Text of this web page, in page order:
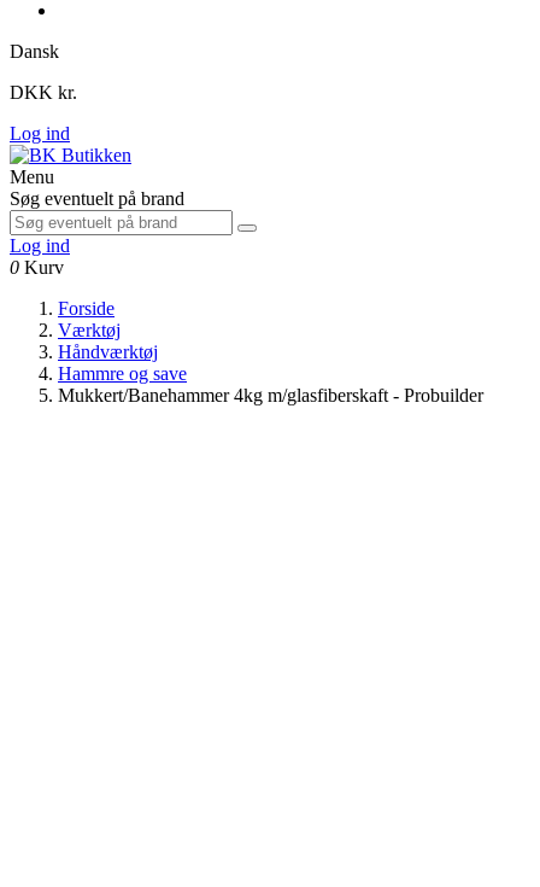
Dansk
DKK kr.
Log ind
Menu
Søg eventuelt på brand
Log ind
0 Kurv
Forside
Værktøj
Håndværktøj
Hammre og save
Mukkert/Banehammer 4kg m/glasfiberskaft - Probuilder